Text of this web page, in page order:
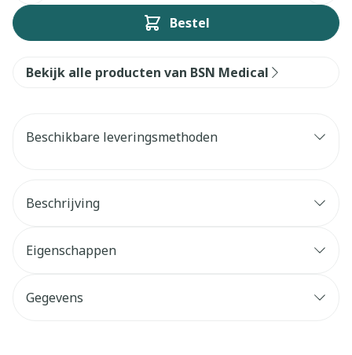
Bestel
Bekijk alle producten van BSN Medical
Beschikbare leveringsmethoden
Beschrijving
Eigenschappen
Gegevens